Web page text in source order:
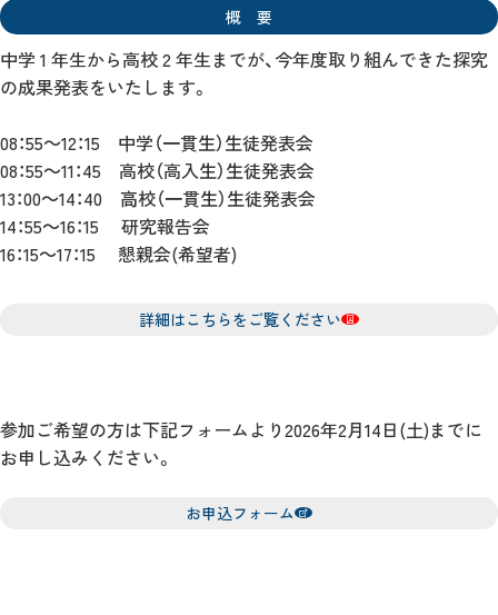
概 要
中学 1 年生から高校 2 年生までが、今年度取り組んできた探究
の成果発表をいたします。
08：55～12：15 中学（⼀貫⽣）⽣徒発表会
08：55～11：45 高校（高入⽣）⽣徒発表会
13：00～14：40 ⾼校（⼀貫⽣）⽣徒発表会
14：55～16：15 研究報告会
16：15～17：15 懇親会(希望者)
詳細はこちらをご覧ください
参加ご希望の方は下記フォームより2026年2月14日(土)までに
お申し込みください。
お申込フォーム